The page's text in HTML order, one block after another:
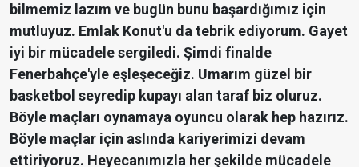
bilmemiz lazım ve bugün bunu başardığımız için
mutluyuz. Emlak Konut'u da tebrik ediyorum. Gayet
iyi bir mücadele sergiledi. Şimdi finalde
Fenerbahçe'yle eşleşeceğiz. Umarım güzel bir
basketbol seyredip kupayı alan taraf biz oluruz.
Böyle maçları oynamaya oyuncu olarak hep hazırız.
Böyle maçlar için aslında kariyerimizi devam
ettiriyoruz. Heyecanımızla her şekilde mücadele